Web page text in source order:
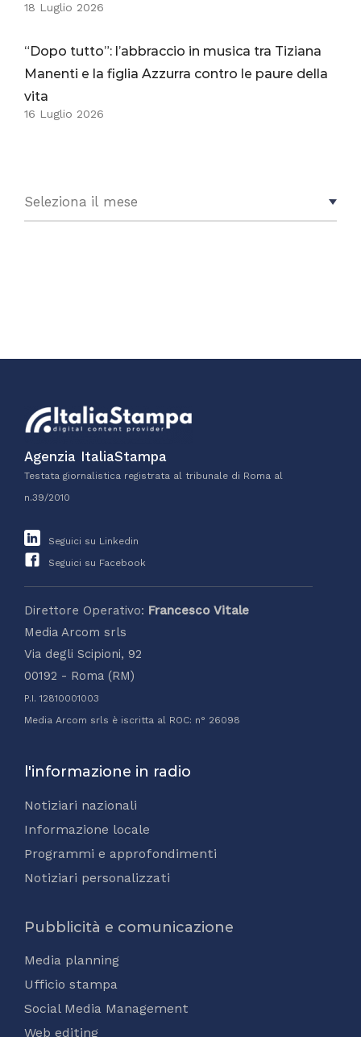
18 Luglio 2026
“Dopo tutto”: l’abbraccio in musica tra Tiziana
Manenti e la figlia Azzurra contro le paure della
vita
16 Luglio 2026
Agenzia ItaliaStampa
Testata giornalistica registrata al tribunale di Roma al
n.39/2010
Seguici su Linkedin
Seguici su Facebook
Direttore Operativo: Francesco Vitale
Media Arcom srls
Via degli Scipioni, 92
00192 - Roma (RM)
P.I. 12810001003
Media Arcom srls è iscritta al ROC: n° 26098
l'informazione in radio
Notiziari nazionali
Informazione locale
Programmi e approfondimenti
Notiziari personalizzati
Pubblicità e comunicazione
Media planning
Ufficio stampa
Social Media Management
Web editing